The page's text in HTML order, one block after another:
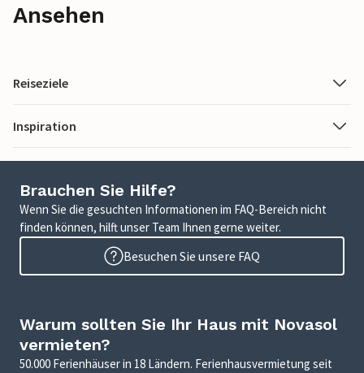
Ansehen
Reiseziele
Inspiration
Brauchen Sie Hilfe?
Wenn Sie die gesuchten Informationen im FAQ-Bereich nicht
finden können, hilft unser Team Ihnen gerne weiter.
Besuchen Sie unsere FAQ
Warum sollten Sie Ihr Haus mit Novasol
vermieten?
50.000 Ferienhäuser in 18 Ländern. Ferienhausvermietung seit